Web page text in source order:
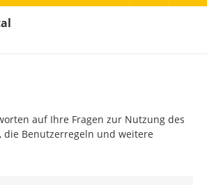
auf Ihre Fragen zur Nutzung des
die Benutzerregeln und weitere